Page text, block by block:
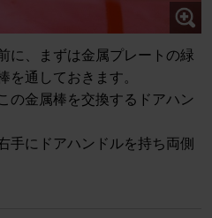
に、まずは金属プレートの緑
を通しておきます。
の金属棒を交換するドアハン
手にドアハンドルを持ち両側